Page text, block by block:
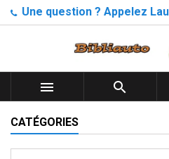
Une question ? Appelez
 
CATÉGORIES